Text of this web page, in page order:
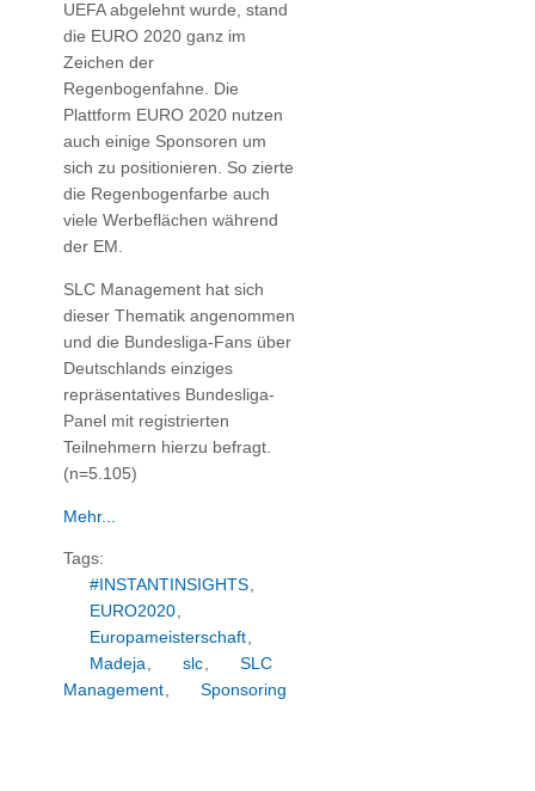
UEFA abgelehnt wurde, stand
die EURO 2020 ganz im
Zeichen der
Regenbogenfahne. Die
Plattform EURO 2020 nutzen
auch einige Sponsoren um
sich zu positionieren. So zierte
die Regenbogenfarbe auch
viele Werbeflächen während
der EM.
SLC Management hat sich
dieser Thematik angenommen
und die Bundesliga-Fans über
Deutschlands einziges
repräsentatives Bundesliga-
Panel mit registrierten
Teilnehmern hierzu befragt.
(n=5.105)
Mehr...
Tags:
#INSTANTINSIGHTS,
EURO2020,
Europameisterschaft,
Madeja, slc,
SLC
Management, Sponsoring